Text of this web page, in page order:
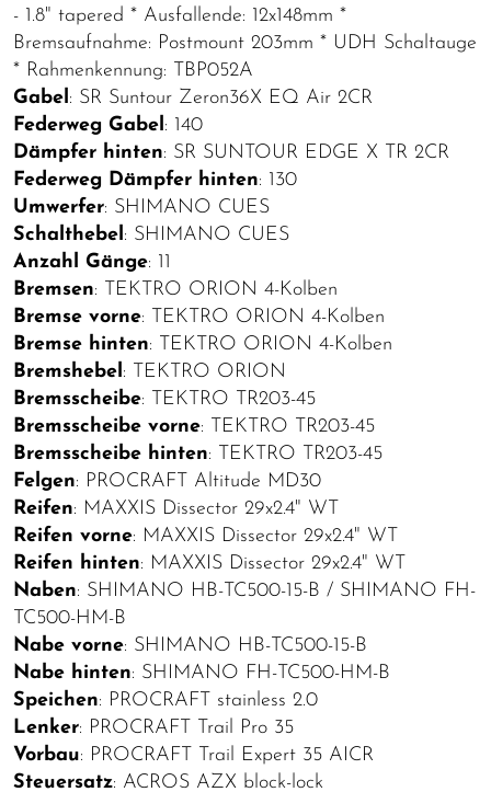
- 1.8" tapered * Ausfallende: 12x148mm *
Bremsaufnahme: Postmount 203mm * UDH Schaltauge
* Rahmenkennung: TBP052A
Gabel: SR Suntour Zeron36X EQ Air 2CR
Federweg Gabel: 140
Dämpfer hinten: SR SUNTOUR EDGE X TR 2CR
Federweg Dämpfer hinten: 130
Umwerfer: SHIMANO CUES
Schalthebel: SHIMANO CUES
Anzahl Gänge: 11
Bremsen: TEKTRO ORION 4-Kolben
Bremse vorne: TEKTRO ORION 4-Kolben
Bremse hinten: TEKTRO ORION 4-Kolben
Bremshebel: TEKTRO ORION
Bremsscheibe: TEKTRO TR203-45
Bremsscheibe vorne: TEKTRO TR203-45
Bremsscheibe hinten: TEKTRO TR203-45
Felgen: PROCRAFT Altitude MD30
Reifen: MAXXIS Dissector 29x2.4" WT
Reifen vorne: MAXXIS Dissector 29x2.4" WT
Reifen hinten: MAXXIS Dissector 29x2.4" WT
Naben: SHIMANO HB-TC500-15-B / SHIMANO FH-
TC500-HM-B
Nabe vorne: SHIMANO HB-TC500-15-B
Nabe hinten: SHIMANO FH-TC500-HM-B
Speichen: PROCRAFT stainless 2.0
Lenker: PROCRAFT Trail Pro 35
Vorbau: PROCRAFT Trail Expert 35 AICR
Steuersatz: ACROS AZX block-lock